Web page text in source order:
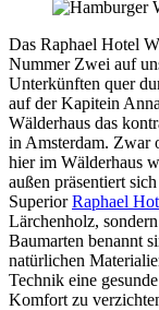
Das Raphael Hotel
Nummer Zwei auf
Unterkünften quer
auf der Kapitein
Wälderhaus das
in Amsterdam. Zwar
hier im Wälderhaus
außen präsentiert
SuperiorRaphael
Lärchenholz,
Baumarten benannt
natürlichen
Technik eine
Komfort zu